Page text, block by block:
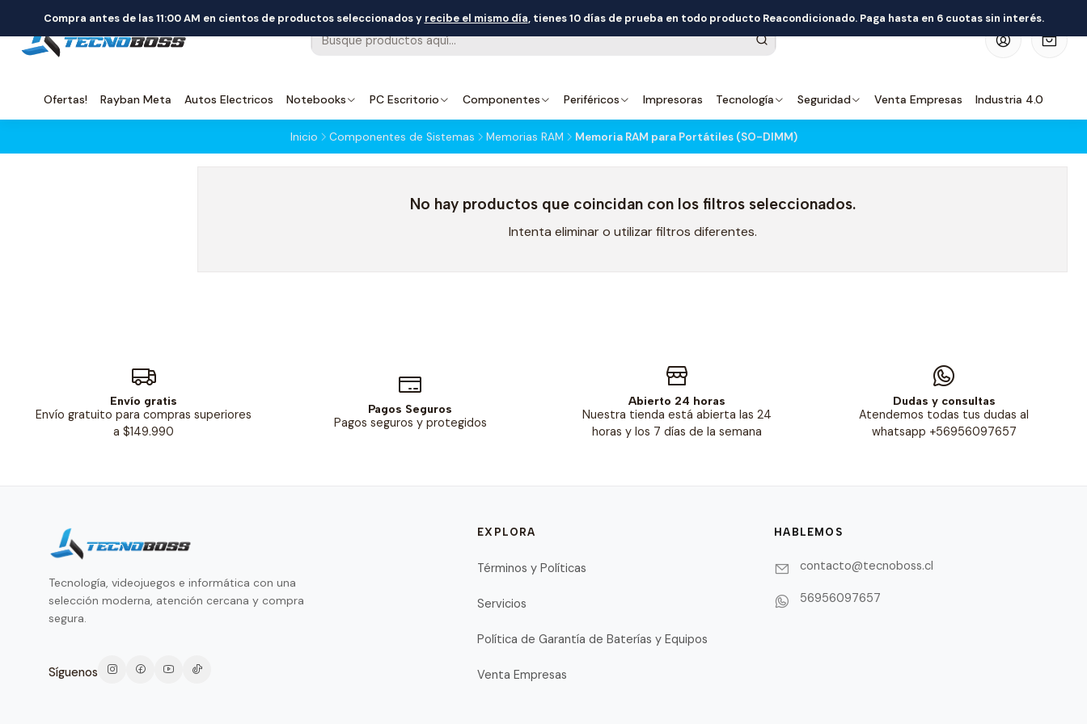
Ofertas! Rayban Meta Autos Electricos Notebooks PC Escritorio Componentes Periféricos Impresoras Tecnología Seguridad Venta Empresas Industria 4.0
Compra antes de las 11:00 AM en cientos de productos seleccionados y recibe el mismo día, tienes 10 días de prueba en todo producto Reacondicionado. Paga hasta en 6 cuotas sin interés.
Inicio Componentes de Sistemas Memorias RAM Memoria RAM para Portátiles (SO-DIMM)
No hay productos que coincidan con los filtros seleccionados.
Intenta eliminar o utilizar filtros diferentes.
Envío gratis
Envío gratuito para compras superiores
a $149.990
Pagos Seguros
Pagos seguros y protegidos
Abierto 24 horas
Nuestra tienda está abierta las 24
horas y los 7 días de la semana
Dudas y consultas
Atendemos todas tus dudas al
whatsapp +56956097657
Tecnología, videojuegos e informática con una
selección moderna, atención cercana y compra
segura.
Síguenos
EXPLORA
Términos y Políticas
Servicios
Política de Garantía de Baterías y Equipos
Venta Empresas
HABLEMOS
contacto@tecnoboss.cl
56956097657